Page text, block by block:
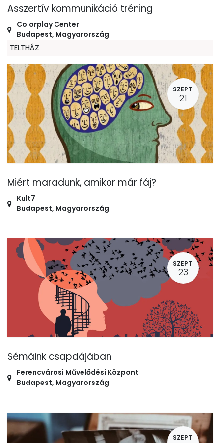
Asszertív kommunikáció tréning
Colorplay Center
Budapest, Magyarország
TELTHÁZ
SZEPT.
21
Miért maradunk, amikor már fáj?
Kult7
Budapest, Magyarország
SZEPT.
23
Sémáink csapdájában
Ferencvárosi Művelődési Központ
Budapest, Magyarország
SZEPT.